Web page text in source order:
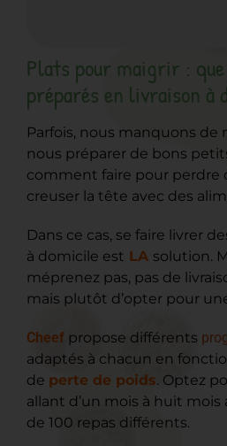
Plats pour maigrir :
préparés en livraison à
Parfois, nous manquons
nous préparer de bons
comment faire pour perdre
creuser la tête avec des
Dans ce cas, se faire livrer
à domicile est LA solution.
méprenez pas, pas de
mais plutôt d’opter pour
Cheef propose différents
adaptés à chacun en
de perte de poids. Optez
allant d’un mois à huit
de 100 repas différents.